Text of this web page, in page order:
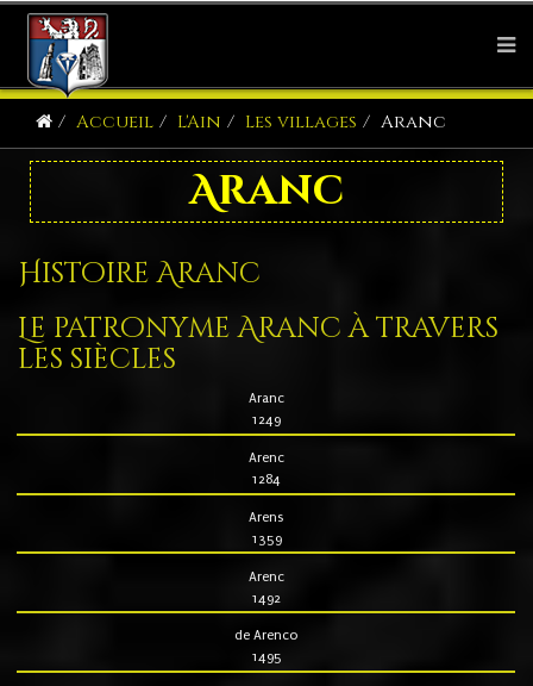
Accueil L'Ain Les villages Aranc
Aranc
Histoire Aranc
Le patronyme Aranc à travers
les siècles
Aranc
1249
Arenc
1284
Arens
1359
Arenc
1492
de Arenco
1495